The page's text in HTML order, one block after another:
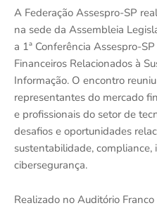
A Federação Assespro-SP
na sede da Assembleia
a 1ª Conferência Assespro-
Financeiros Relacionados à
Informação. O encontro
representantes do mercado
e profissionais do setor de
desafios e oportunidades
sustentabilidade,
cibersegurança.
Realizado no Auditório